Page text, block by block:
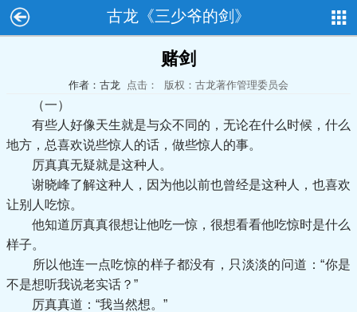
古龙《三少爷的剑》
赌剑
作者：古龙 点击： 版权：古龙著作管理委员会
（一）
有些人好像天生就是与众不同的，无论在什么时候，什么
地方，总喜欢说些惊人的话，做些惊人的事。
厉真真无疑就是这种人。
谢晓峰了解这种人，因为他以前也曾经是这种人，也喜欢
让别人吃惊。
他知道厉真真很想让他吃一惊，很想看看他吃惊时是什么
样子。
所以他连一点吃惊的样子都没有，只淡淡的问道：“你是
不是想听我说老实话？”
厉真真道：“我当然想。”